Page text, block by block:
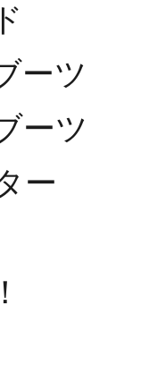
ーツ
ーツ
ー